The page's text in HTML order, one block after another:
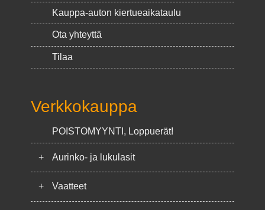
Kauppa-auton kiertueaikataulu
Ota yhteyttä
Tilaa
Verkkokauppa
POISTOMYYNTI, Loppuerät!
+ Aurinko- ja lukulasit
+ Vaatteet